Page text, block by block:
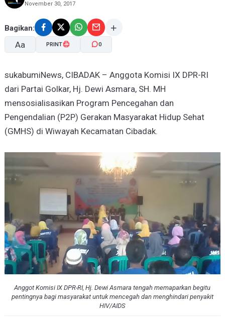
November 30, 2017
Bagikan:
Aa
A- A+
PRINT 0
sukabumiNews, CIBADAK – Anggota Komisi IX DPR-RI
dari Partai Golkar, Hj. Dewi Asmara, SH. MH
mensosialisasikan Program Pencegahan dan
Pengendalian (P2P) Gerakan Masyarakat Hidup Sehat
(GMHS) di Wiwayah Kecamatan Cibadak.
Anggot Komisi IX DPR-RI, Hj. Dewi Asmara tengah memaparkan begitu
pentingnya bagi masyarakat untuk mencegah dan menghindari penyakit
HIV/AIDS